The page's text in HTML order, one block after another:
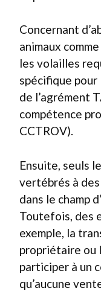
Concernant
animaux
les volailles
spécifique
de l’agrément
compétence
CCTROV).
Ensuite, seuls
vertébrés à
dans le champ
Toutefois, des
exemple, la
propriétaire ou
participer à un
qu’aucune